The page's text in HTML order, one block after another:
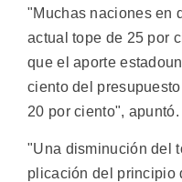
"Muchas naciones en
actual tope de 25 por
que el aporte
ciento del
20 por ciento", apuntó.
"Una disminución del
plicación del principio